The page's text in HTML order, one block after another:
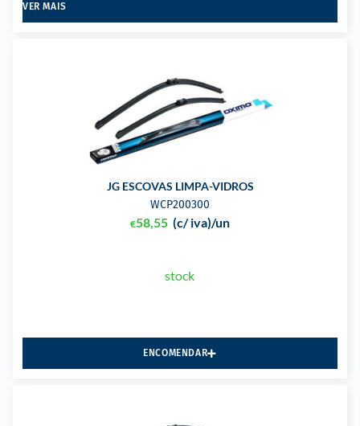
VER MAIS
JG ESCOVAS LIMPA-VIDROS
WCP200300
€58,55 (c/ iva)/un
stock
ENCOMENDAR